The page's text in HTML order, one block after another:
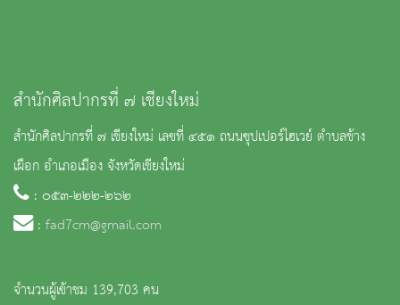
สำนักศิลปากรที่ ๗ เชียงใหม่
สำนักศิลปากรที่ ๗ เชียงใหม่ เลขที่ ๔๕๑ ถนนซุปเปอร์ไฮเวย์ ตำบลช้าง
เผือก อำเภอเมือง จังหวัดเชียงใหม่
: ๐๕๓-๒๒๒-๒๖๒
: fad7cm@gmail.com
จำนวนผู้เข้าชม 139,703 คน